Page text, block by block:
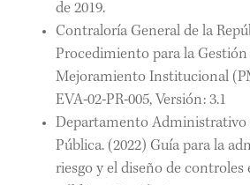
de 2019.
Contraloría General de la
Procedimiento para la Gestión
Mejoramiento Institucional
EVA-02-PR-005, Versión: 3.1
Departamento Administrativo
Pública. (2022) Guía para la
riesgo y el diseño de controles